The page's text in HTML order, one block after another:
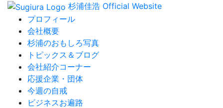
杉浦佳浩 Official Website
プロフィール
会社概要
杉浦のおもしろ写真
トピックス＆ブログ
会社紹介コーナー
応援企業・団体
今週の自戒
ビジネスお遍路